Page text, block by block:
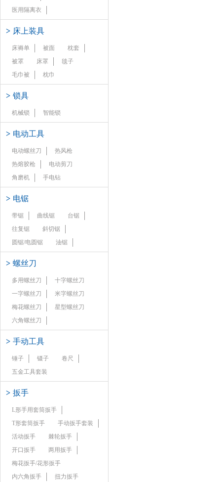
医用隔离衣
> 床上装具
床褥单 被面
枕套
被罩
床罩
毯子
毛巾被
枕巾
> 锁具
机械锁 智能锁
> 电动工具
电动螺丝刀
热风枪
热熔胶枪
电动剪刀
角磨机
手电钻
> 电锯
带锯 曲线锯
台锯
往复锯
斜切锯
圆锯/电圆锯
油锯
> 螺丝刀
多用螺丝刀
十字螺丝刀
一字螺丝刀
米字螺丝刀
梅花螺丝刀
星型螺丝刀
六角螺丝刀
> 手动工具
锤子 镊子
卷尺
五金工具套装
> 扳手
L形手用套筒扳手
T形套筒扳手
手动扳手套装
活动扳手
棘轮扳手
开口扳手
两用扳手
梅花扳手/花形扳手
内六角扳手
扭力扳手